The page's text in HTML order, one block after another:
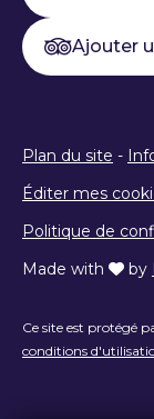
Ajouter
Plan du site -
Éditer mes
Politique de
Made with
by
Ce site est protégé
conditions